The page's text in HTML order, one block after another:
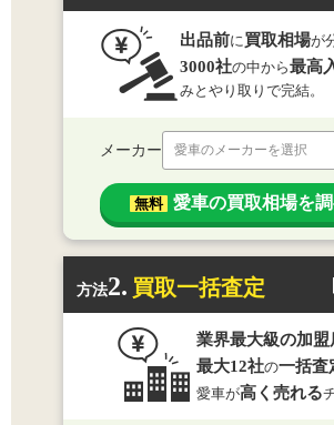
出品前に買取相場が
3000社の中から最高
みとやり取りで完結。
メーカー 愛車のメーカーを選択
無料 愛車の買取相場を
方法2. 買取一括査定
業界最大級の加盟
最大12社の一括査
愛車が高く売れる